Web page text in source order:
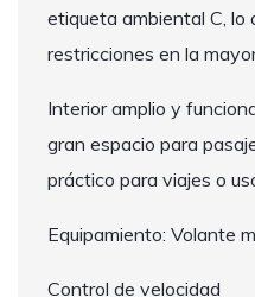
etiqueta ambiental C, lo
restricciones en la
Interior amplio y
gran espacio para
práctico para viajes o
Equipamiento: Volante
Control de velocidad